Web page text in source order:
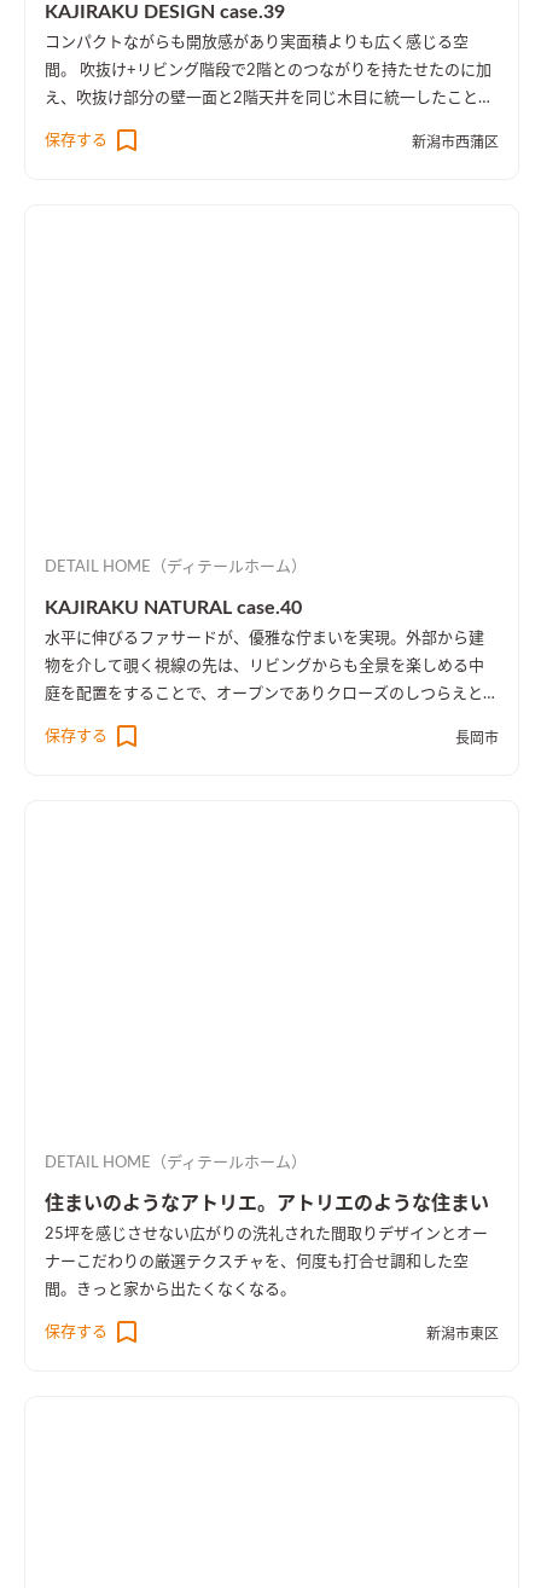
KAJIRAKU DESIGN case.39
コンパクトながらも開放感があり実面積よりも広く感じる空
間。 吹抜け+リビング階段で2階とのつながりを持たせたのに加
え、吹抜け部分の壁一面と2階天井を同じ木目に統一したことに
より、1階・2階の一体感を演出しました。 趣味のピアノ室は、
楽譜を整理する本棚を壁一面に設け、屋外への防音効果も担って
保存する 新潟市西蒲区
DETAIL HOME（ディテールホーム）
KAJIRAKU NATURAL case.40
水平に伸びるファサードが、優雅な佇まいを実現。外部から建
物を介して覗く視線の先は、リビングからも全景を楽しめる中
庭を配置をすることで、オープンでありクローズのしつらえとし
保存する
長岡市
DETAIL HOME（ディテールホーム）
住まいのようなアトリエ。アトリエのような住まい
25坪を感じさせない広がりの洗礼された間取りデザインとオー
ナーこだわりの厳選テクスチャを、何度も打合せ調和した空
間。きっと家から出たくなくなる。
保存する 新潟市東区